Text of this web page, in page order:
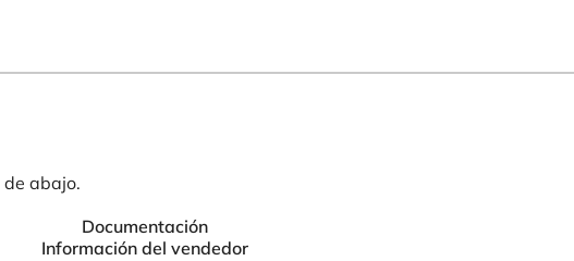
de abajo.
Documentación
Información del vendedor